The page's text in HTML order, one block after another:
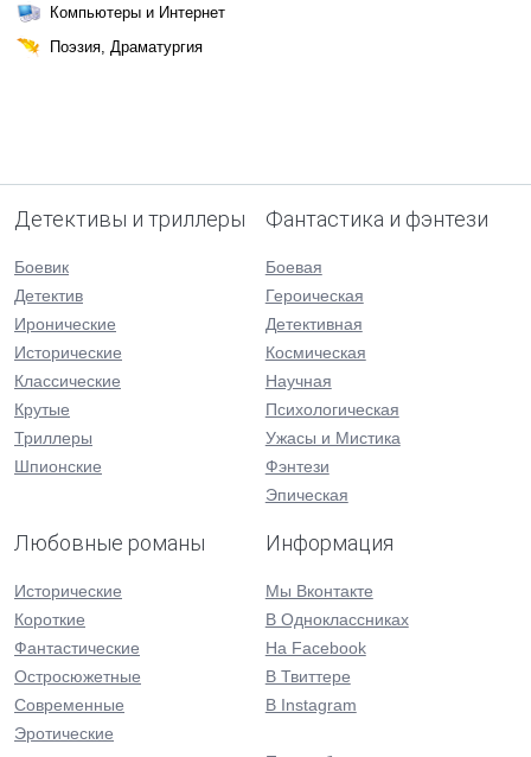
Компьютеры и Интернет
Поэзия, Драматургия
Детективы и триллеры
Боевик
Детектив
Иронические
Исторические
Классические
Крутые
Триллеры
Шпионские
Фантастика и фэнтези
Боевая
Героическая
Детективная
Космическая
Научная
Психологическая
Ужасы и Мистика
Фэнтези
Эпическая
Любовные романы
Исторические
Короткие
Фантастические
Остросюжетные
Современные
Эротические
Информация
Мы Вконтакте
В Одноклассниках
На Facebook
В Твиттере
В Instagram